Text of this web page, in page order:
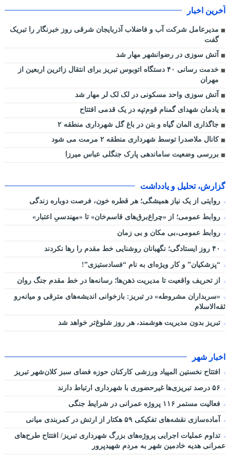
آخرین اخبار
مدیرعامل شرکت آب و فاضلاب آذربایجان شرقی روز خبرنگار را تبریک
گفت
آتش سوزی در رضوانشهر مهار شد
خدمت رسانی ۴۰ دستگاه اتوبوس تبریز برای انتقال زائرین اربعین از
مهران
آتش سوزی واحد مسکونی در لک لک لر مهار شد
یادمان شهدای گمنام قوم‌تپه در یک قدمی افتتاح
جاگذاری المان گیاه و بتن در باغ گل شهرداری منطقه ۲
کانال ملاصدرا توسط شهرداری منطقه ۲ مرمت می شود
بررسی وضعیت ساماندهی پارک جنگلی عباس میرزا
گزارش، تحلیل و یادداشت
روایتی از یک نیاز همیشگی؛ هر قطره خون، فرصت دوباره زندگی
روابط عمومی؛ از «چراغ‌برق‌های قاسم‌خان» تا «مهندسیِ اعتبار»
روابط عمومی،بی مکان و بی زمان
“پزشکیان” و کار ویژه‌ای به نام “فسادستیزی”!
از تحریف واقعیت تا مدیریت ذهن‌ها؛ رسانه‌ها در خط مقدم جنگ روان
«سربداران مشروطه» در تبریز: بازخوانی اندیشه‌های مترقی و میانه‌رو
ثقه‌الاسلام
تبریز بدون مدیریت هوشمند، هر روز شلوغ‌تر خواهد شد
اخبار شهر
افتتاح نخستین المپیاد ورزشی کارکنان حوزه فضای سبز کلان‌شهر تبریز
فعالیت مستمر ۱۱۶ پروژه عمرانی در شرایط جنگی
آماده‌سازی نقشه‌های تفکیکی ۵۹ هکتار از ارتش در کمربندی میانی
تداوم عملیات اجرایی پروژه‌های بزرگ شهرداری تبریز/ افتتاح طرح‌های
عمرانی هدیه خادمین شهر به مردم شهیدپرور